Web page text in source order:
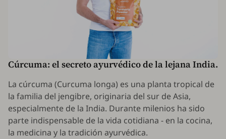
Cúrcuma: el secreto ayurvédico de la lejana India.
La cúrcuma (Curcuma longa) es una planta tropical de
la familia del jengibre, originaria del sur de Asia,
especialmente de la India. Durante milenios ha sido
parte indispensable de la vida cotidiana - en la cocina,
la medicina y la tradición ayurvédica.